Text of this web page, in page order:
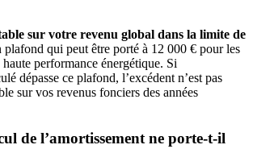
sur votre revenu global dans la limite de
plafond qui peut être porté à 12 000 € pour les
performance énergétique. Si
dépasse ce plafond, l’excédent n’est pas
sur vos revenus fonciers des années
de l’amortissement ne porte-t-il